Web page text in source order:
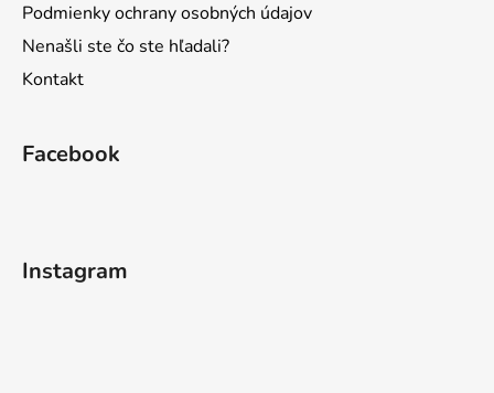
Podmienky ochrany osobných údajov
Nenašli ste čo ste hľadali?
Kontakt
Facebook
Instagram